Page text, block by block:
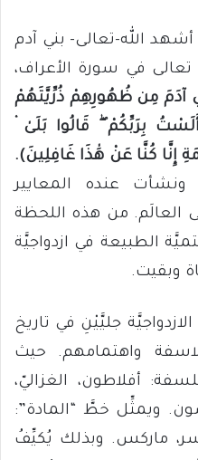
أشهد الله-تعالى- بني آدم
في سورة الأعراف،
آدَمَ مِن ظُهُورِهِمْ ذُرِّيَّتَهُمْ
بِرَبِّكُمْ ۖ قَالُوا بَلَىٰ
إِنَّا كُنَّا عَنْ هَٰذَا غَافِلِينَ).
ونشأت عنده المعايير
العالَم. من هذه اللحظة
الطبيعة في ازدواجيَّة
وبقيت.
جليَّيْنِ في تاريخ
واهتمامهم. حيث
أفلاطون، الغزاليّ،
ويمثِّل خطَّ “المادة”:
ماركس. وبذلك يُكيِّفُ